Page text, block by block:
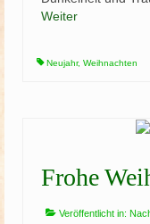
Weiter
Neujahr, Weihnachten
Frohe
Veröffentlicht in: